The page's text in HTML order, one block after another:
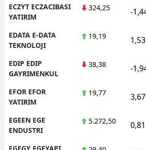
ECZYT ECZACIBASI
YATIRIM
324,25 -
EDATA E-DATA
TEKNOLOJI
19,19 1,53
EDIP EDIP
GAYRIMENKUL
38,38 -
EFOR EFOR
YATIRIM
19,77 3,67
EGEEN EGE
ENDUSTRI
5.272,50 0,81
EGEGY EGEYAPI